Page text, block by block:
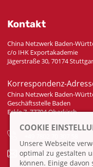
Kontakt
China Netzwerk Baden-
c/o IHK Exportakademie
Jägerstraße 30, 70174
Korrespondenz-
China Netzwerk Baden-
Geschäftsstelle Baden
Eckle 7, 77704 Oberkirch
info@china-bw.net
COOKIE
Unsere Webseite
optimal zu gestalten
können. Einige